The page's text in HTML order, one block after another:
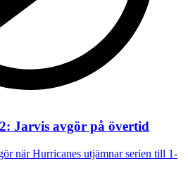
Jarvis avgör på övertid
när Hurricanes utjämnar serien till 1-